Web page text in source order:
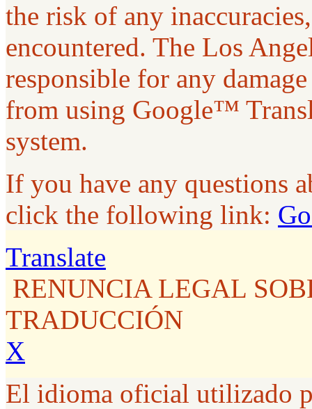
the risk of any
encountered. The Los
responsible for any
from using Google™
system.
If you have any questions
click the following link:
Translate
RENUNCIA LEGAL
TRADUCCIÓN
X
El idioma oficial utilizado